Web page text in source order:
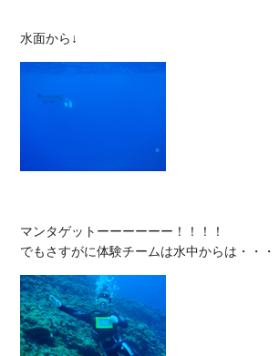
マンタゲットーーーーーー！！！！